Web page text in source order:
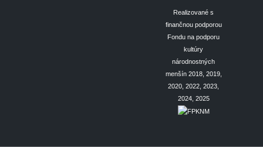
Realizované s
finančnou podporou
Fondu na podporu
kultúry
národnostných
menšín 2018, 2019,
2020, 2022, 2023,
2024, 2025